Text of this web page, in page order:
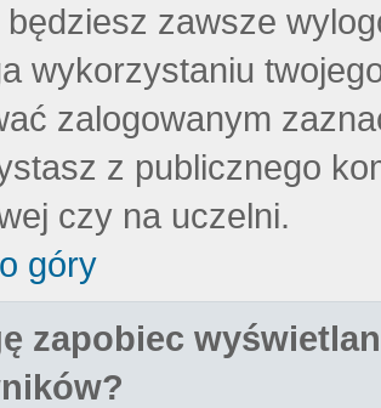
będziesz zawsze
wykorzystaniu
zalogowanym
z publicznego
czy na uczelni.
góry
zapobiec